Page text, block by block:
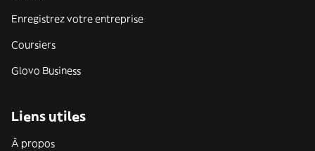
Enregistrez votre entreprise
Coursiers
Glovo Business
Liens utiles
À propos